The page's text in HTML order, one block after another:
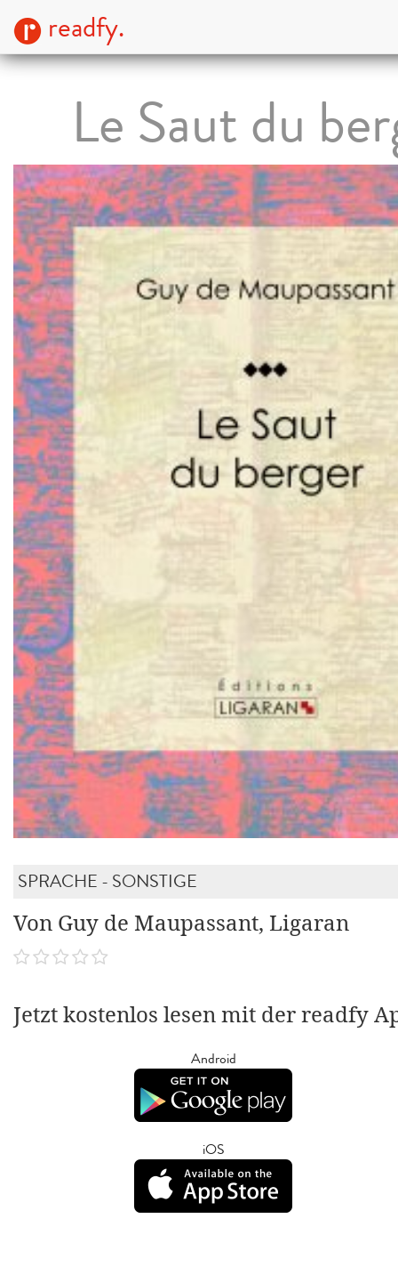
readfy.
Le Saut du
SPRACHE - SONSTIGE
Von Guy de Maupassant, Ligaran
Jetzt kostenlos lesen mit der readfy
Android
iOS